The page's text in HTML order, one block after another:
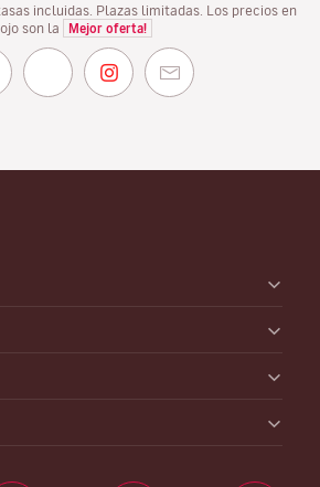
incluidas. Plazas limitadas. Los precios en
son la
Mejor oferta!